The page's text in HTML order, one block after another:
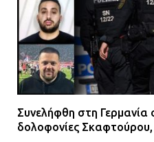
Συνελήφθη στη Γερμανία
δολοφονίες